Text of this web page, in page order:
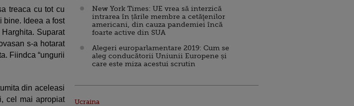
treaca cu tot cu
bine. Ideea a fost
Suparat
s-a hotarat
Fiindca “ungurii
din aceleasi
cel mai apropiat
New York Times: UE vrea să interzică
intrarea în țările membre a cetăţenilor
americani, din cauza pandemiei încă
foarte active din SUA
Alegeri europarlamentare 2019: Cum se
aleg conducătorii Uniunii Europene și
care este miza acestui scrutin
Ucraina